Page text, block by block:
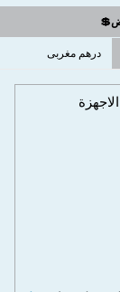
درهم مغربى